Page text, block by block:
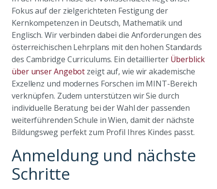
Fokus auf der zielgerichteten Festigung der
Kernkompetenzen in Deutsch, Mathematik und
Englisch. Wir verbinden dabei die Anforderungen des
österreichischen Lehrplans mit den hohen Standards
des Cambridge Curriculums. Ein detaillierter Überblick
über unser Angebot zeigt auf, wie wir akademische
Exzellenz und modernes Forschen im MINT-Bereich
verknüpfen. Zudem unterstützen wir Sie durch
individuelle Beratung bei der Wahl der passenden
weiterführenden Schule in Wien, damit der nächste
Bildungsweg perfekt zum Profil Ihres Kindes passt.
Anmeldung und nächste
Schritte